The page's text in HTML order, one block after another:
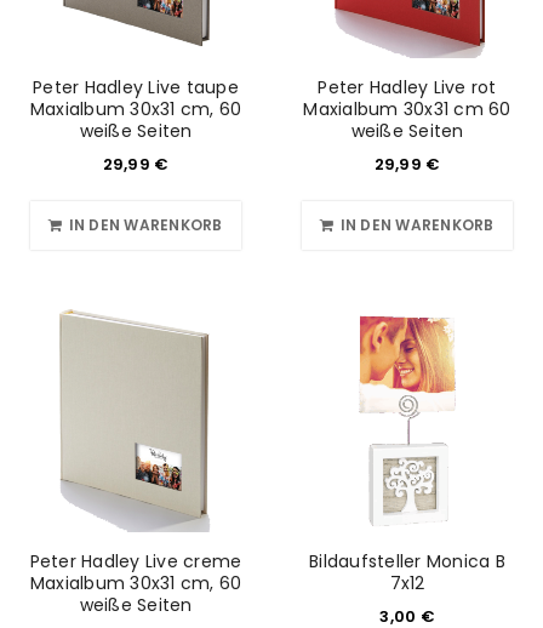
Peter Hadley Live taupe
Maxialbum 30x31 cm, 60
weiße Seiten
29,99 €
IN DEN WARENKORB
Peter Hadley Live rot
Maxialbum 30x31 cm 60
weiße Seiten
29,99 €
IN DEN WARENKORB
Peter Hadley Live creme
Maxialbum 30x31 cm, 60
weiße Seiten
Bildaufsteller Monica B
7x12
3,00 €